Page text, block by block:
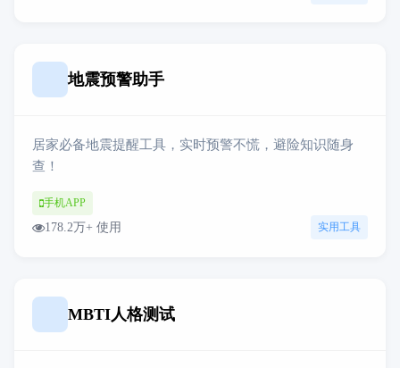
地震预警助手
居家必备地震提醒工具，实时预警不慌，避险知识随身
查！
手机APP
178.2万+ 使用 实用工具
MBTI人格测试